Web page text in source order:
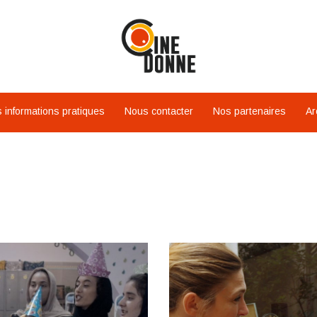
informations pratiques Nous contacter Nos partenaires